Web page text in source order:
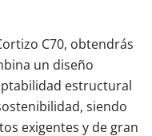
C70, obtendrás
un diseño
estructural
siendo
exigentes y de gran